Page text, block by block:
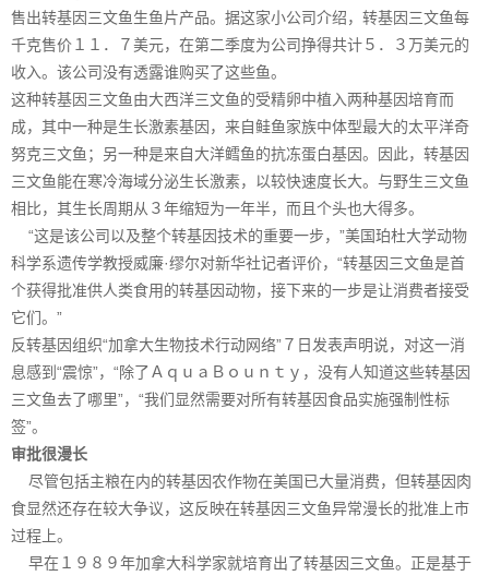
售出转基因三文鱼生鱼片产品。据这家小公司介绍，转基因三文鱼每
千克售价１１．７美元，在第二季度为公司挣得共计５．３万美元的
收入。该公司没有透露谁购买了这些鱼。
这种转基因三文鱼由大西洋三文鱼的受精卵中植入两种基因培育而
成，其中一种是生长激素基因，来自鲑鱼家族中体型最大的太平洋奇
努克三文鱼；另一种是来自大洋鳕鱼的抗冻蛋白基因。因此，转基因
三文鱼能在寒冷海域分泌生长激素，以较快速度长大。与野生三文鱼
相比，其生长周期从３年缩短为一年半，而且个头也大得多。
“这是该公司以及整个转基因技术的重要一步，”美国珀杜大学动物
科学系遗传学教授威廉·缪尔对新华社记者评价，“转基因三文鱼是首
个获得批准供人类食用的转基因动物，接下来的一步是让消费者接受
它们。”
反转基因组织“加拿大生物技术行动网络”７日发表声明说，对这一消
息感到“震惊”，“除了ＡｑｕａＢｏｕｎｔｙ，没有人知道这些转基因
三文鱼去了哪里”，“我们显然需要对所有转基因食品实施强制性标
签”。
审批很漫长
尽管包括主粮在内的转基因农作物在美国已大量消费，但转基因肉
食显然还存在较大争议，这反映在转基因三文鱼异常漫长的批准上市
过程上。
早在１９８９年加拿大科学家就培育出了转基因三文鱼。正是基于